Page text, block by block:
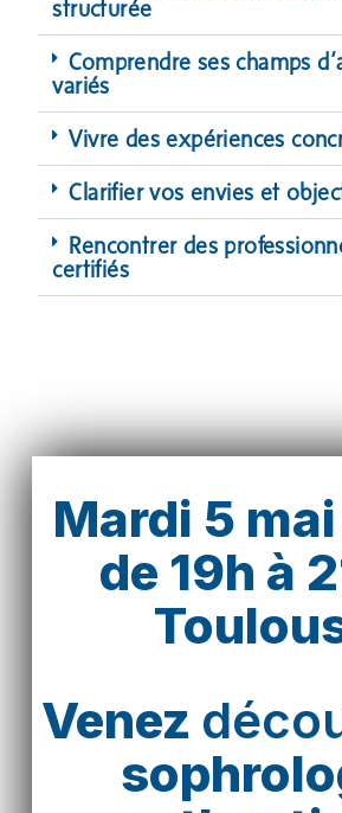
structurée
Comprendre ses champs
variés
Vivre des expériences
Clarifier vos envies et
Rencontrer des
certifiés
Mardi 5
de 19h à
Venez